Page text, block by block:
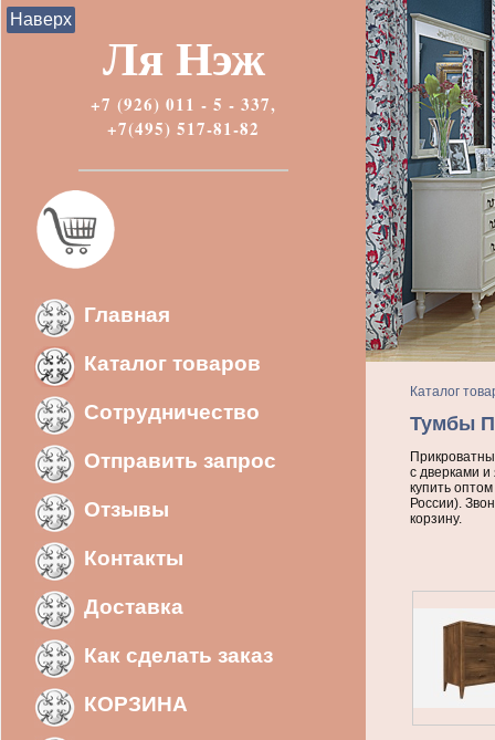
Ля Нэж
+7 (926) 011 - 5 - 337,
+7(495) 517-81-82
Главная
Каталог товаров
Сотрудничество
Отправить запрос
Отзывы
Контакты
Доставка
Как сделать заказ
КОРЗИНА
Каталог
Тумбы
с дверками
купить
России).
корзину.
Наверх